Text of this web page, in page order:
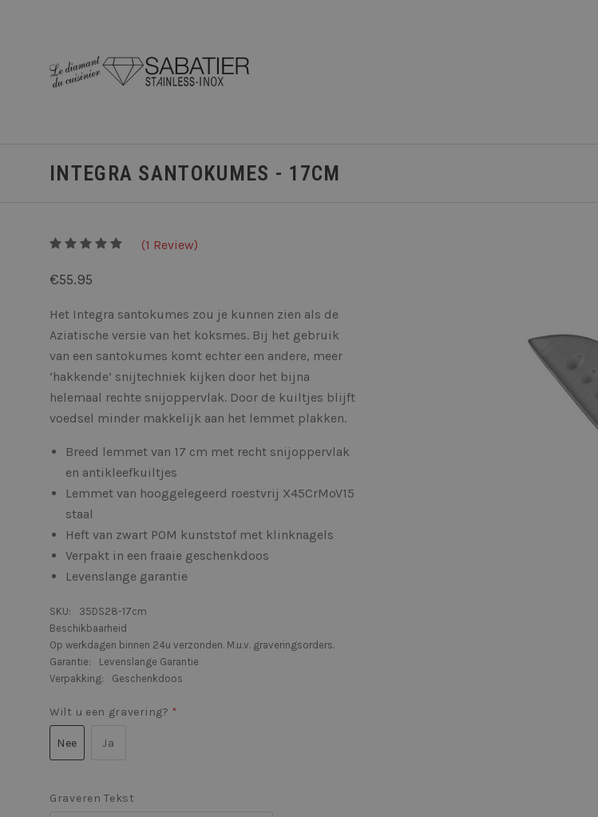
INTEGRA SANTOKUMES - 17CM
5 5
(1 Review)
€55.95
Het Integra santokumes zou je kunnen zien als de
Aziatische versie van het koksmes. Bij het gebruik
van een santokumes komt echter een andere, meer
‘hakkende’ snijtechniek kijken door het bijna
helemaal rechte snijoppervlak. Door de kuiltjes blijft
voedsel minder makkelijk aan het lemmet plakken.
Breed lemmet van 17 cm met recht snijoppervlak
en antikleefkuiltjes
Lemmet van hooggelegeerd roestvrij X45CrMoV15
staal
Heft van zwart POM kunststof met klinknagels
Verpakt in een fraaie geschenkdoos
Levenslange garantie
SKU:
35DS28-17cm
Beschikbaarheid
Op werkdagen binnen 24u verzonden. M.u.v. graveringsorders.
Garantie:
Levenslange Garantie
Verpakking:
Geschenkdoos
Wilt u een gravering? *
Nee Ja
Graveren Tekst